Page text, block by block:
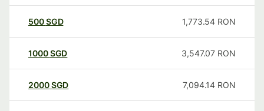
500SGD 1,773.54 RON
1000SGD 3,547.07 RON
2000SGD 7,094.14 RON